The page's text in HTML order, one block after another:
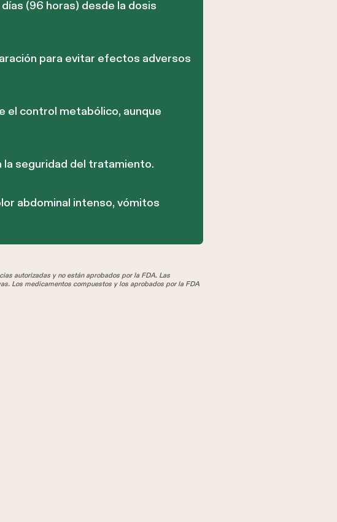
(96 horas) desde la dosis
para evitar efectos adversos
el control metabólico, aunque
seguridad del tratamiento.
abdominal intenso, vómitos
autorizadas y no están aprobados por la FDA. Las
Los medicamentos compuestos y los aprobados por la FDA